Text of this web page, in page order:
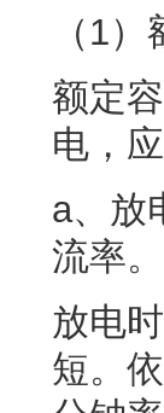
（1
额定
电，
a、放
流率。
放电
短。